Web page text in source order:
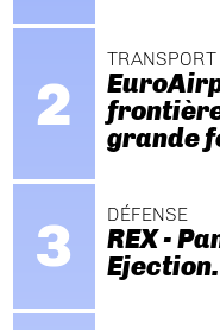
grande
DÉFENSE
REX -
Ejection.